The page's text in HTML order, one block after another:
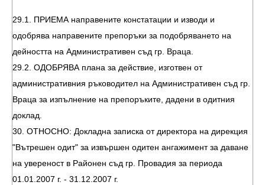
29.1. ПРИЕМА направените констатации и изводи и
одобрява направените препоръки за подобряването на
дейността на Административен съд гр. Враца.
29.2. ОДОБРЯВА плана за действие, изготвен от
административния ръководител на Административен съд гр.
Враца за изпълнение на препоръките, дадени в одитния
доклад.
30. ОТНОСНО: Докладна записка от директора на дирекция
"Вътрешен одит" за извършен одитен ангажимент за даване
на увереност в Районен съд гр. Провадия за периода
01.01.2007 г. - 31.12.2007 г.